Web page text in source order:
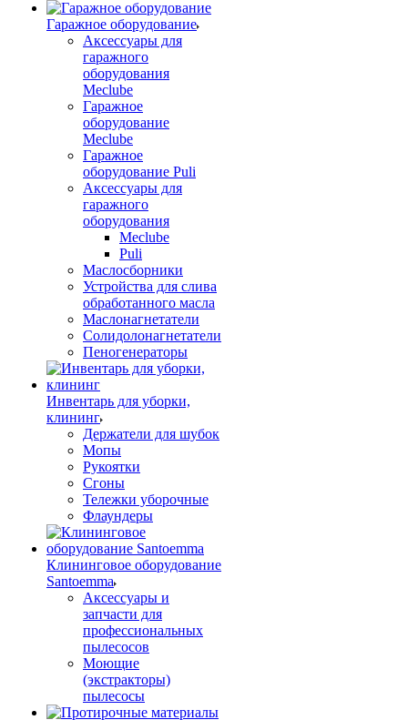
Гаражное оборудование
Аксессуары для
гаражного
оборудования
Meclube
Гаражное
оборудование
Meclube
Гаражное
оборудование Puli
Аксессуары для
гаражного
оборудования
Meclube
Puli
Маслосборники
Устройства для слива
обработанного масла
Маслонагнетатели
Солидолонагнетатели
Пеногенераторы
Инвентарь для уборки,
клининг
Держатели для шубок
Мопы
Рукоятки
Сгоны
Тележки уборочные
Флаундеры
Клининговое оборудование
Santoemma
Аксессуары и
запчасти для
профессиональных
пылесосов
Моющие
(экстракторы)
пылесосы